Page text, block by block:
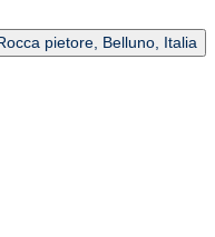
pietore, Belluno, Italia